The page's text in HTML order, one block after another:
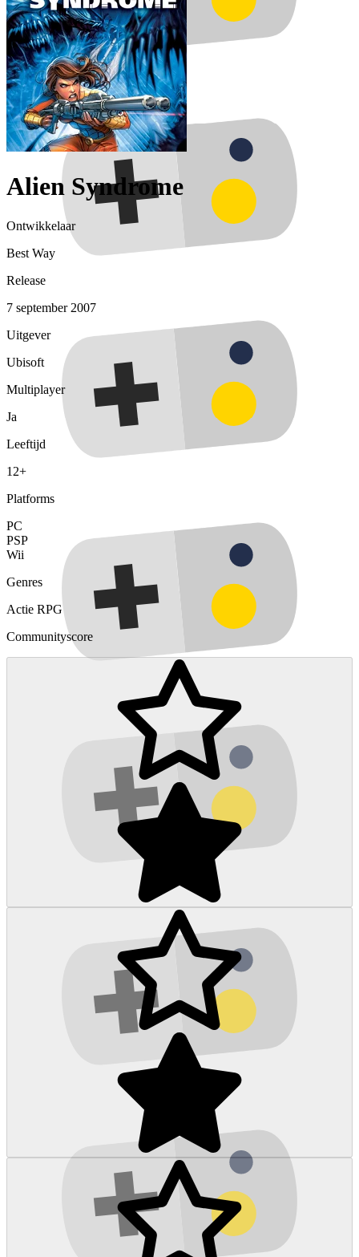
Alien Syndrome
Ontwikkelaar
Best Way
Release
7 september 2007
Uitgever
Ubisoft
Multiplayer
Ja
Leeftijd
12+
Platforms
PC
PSP
Wii
Genres
Actie RPG
Communityscore